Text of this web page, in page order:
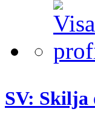
SV: Skilja